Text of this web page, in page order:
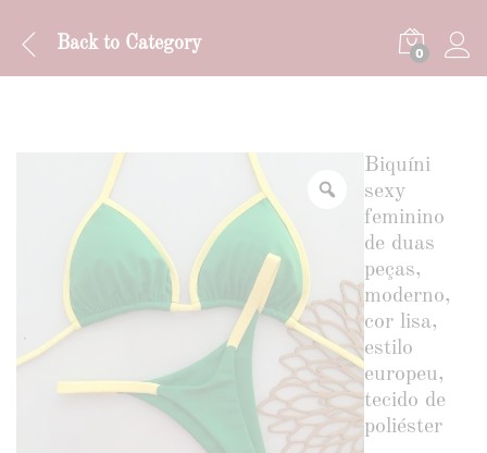
Back to Category
0
Biquíni
sexy
feminino
de duas
peças,
moderno,
cor lisa,
estilo
europeu,
tecido de
poliéster